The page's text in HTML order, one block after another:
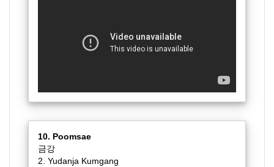
10. Poomsae
금강
2. Yudanja Kumgang